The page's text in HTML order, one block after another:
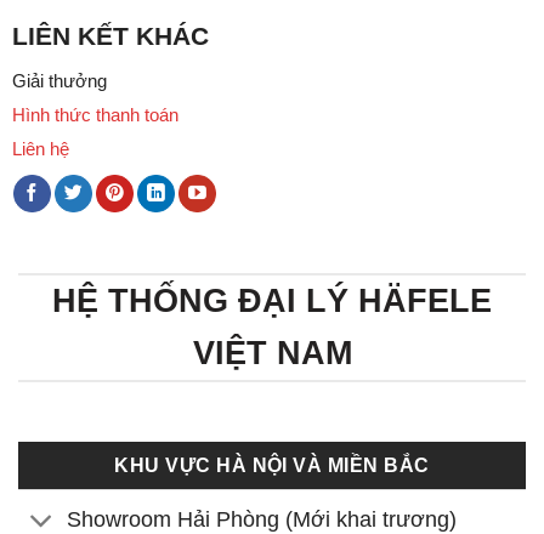
LIÊN KẾT KHÁC
Giải thưởng
Hình thức thanh toán
Liên hệ
HỆ THỐNG ĐẠI LÝ HÄFELE
VIỆT NAM
KHU VỰC HÀ NỘI VÀ MIỀN BẮC
Showroom Hải Phòng (Mới khai trương)